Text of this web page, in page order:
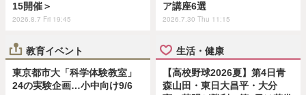
15開催＞
2026.8.7 Fri 19:45
ア講座6選
2026.7.30 Thu 11:15
教育イベント
東京都市大「科学体験教室」
24の実験企画…小中向け9/6
生活・健康
【高校野球2026夏】第4日青
森山田・東日大昌平・大分